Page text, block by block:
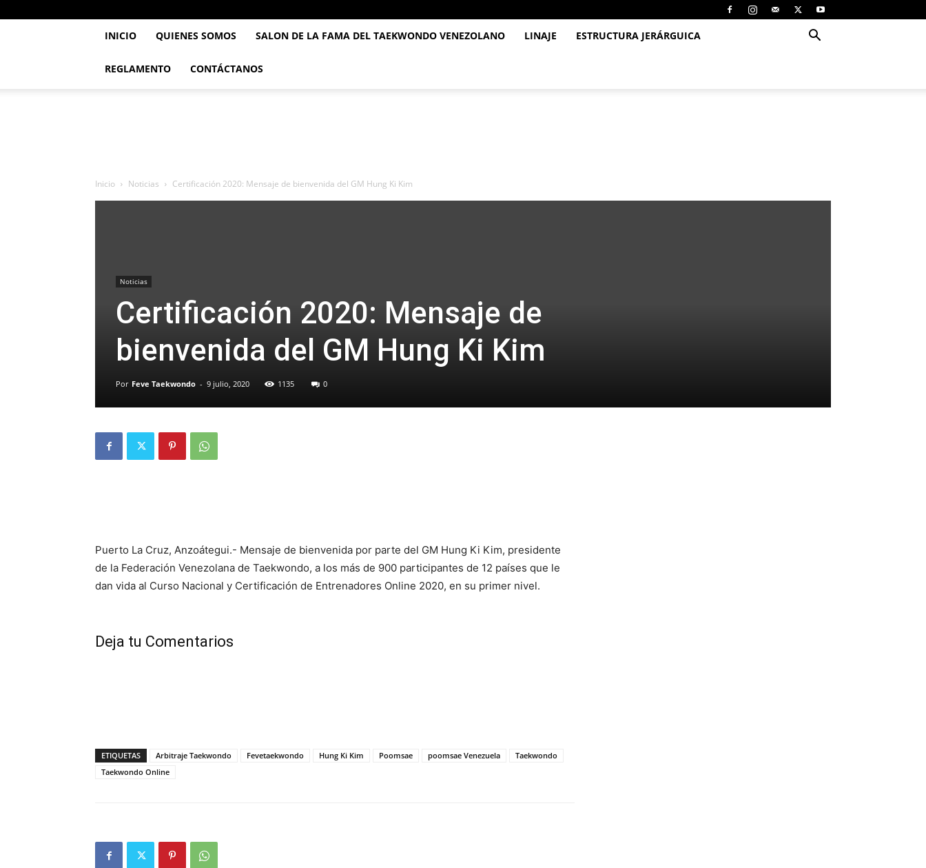
INICIO QUIENES SOMOS SALON DE LA FAMA DEL TAEKWONDO VENEZOLANO LINAJE ESTRUCTURA JERÁRGUICA
REGLAMENTO CONTÁCTANOS
Inicio Noticias Certificación 2020: Mensaje de bienvenida del GM Hung Ki Kim
Noticias
Certificación 2020: Mensaje de
bienvenida del GM Hung Ki Kim
Por Feve Taekwondo - 9 julio, 2020 1135 0
Puerto La Cruz, Anzoátegui.- Mensaje de bienvenida por parte del GM Hung Ki Kim, presidente
de la Federación Venezolana de Taekwondo, a los más de 900 participantes de 12 países que le
dan vida al Curso Nacional y Certificación de Entrenadores Online 2020, en su primer nivel.
Deja tu Comentarios
ETIQUETAS Arbitraje Taekwondo Fevetaekwondo Hung Ki Kim Poomsae poomsae Venezuela
Taekwondo
Taekwondo Online